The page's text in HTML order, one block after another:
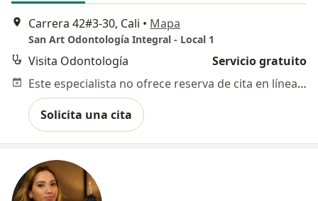
Carrera 42#3-30, Cali • Mapa
San Art Odontología Integral - Local 1
Visita Odontología
Servicio gratuito
Este especialista no ofrece reserva de cita en línea en esta dirección.
Solicita una cita